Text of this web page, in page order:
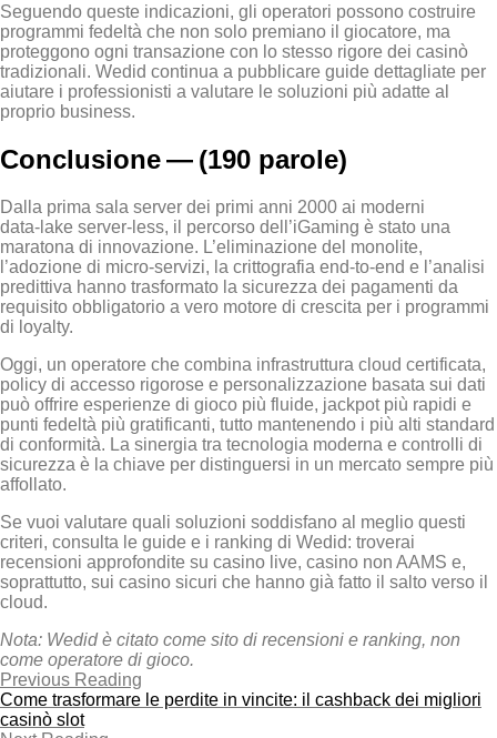
Seguendo queste indicazioni, gli operatori possono costruire
programmi fedeltà che non solo premiano il giocatore, ma
proteggono ogni transazione con lo stesso rigore dei casinò
tradizionali. Wedid continua a pubblicare guide dettagliate per
aiutare i professionisti a valutare le soluzioni più adatte al
proprio business.
Conclusione — (190 parole)
Dalla prima sala server dei primi anni 2000 ai moderni
data‑lake server‑less, il percorso dell’iGaming è stato una
maratona di innovazione. L’eliminazione del monolite,
l’adozione di micro‑servizi, la crittografia end‑to‑end e l’analisi
predittiva hanno trasformato la sicurezza dei pagamenti da
requisito obbligatorio a vero motore di crescita per i programmi
di loyalty.
Oggi, un operatore che combina infrastruttura cloud certificata,
policy di accesso rigorose e personalizzazione basata sui dati
può offrire esperienze di gioco più fluide, jackpot più rapidi e
punti fedeltà più gratificanti, tutto mantenendo i più alti standard
di conformità. La sinergia tra tecnologia moderna e controlli di
sicurezza è la chiave per distinguersi in un mercato sempre più
affollato.
Se vuoi valutare quali soluzioni soddisfano al meglio questi
criteri, consulta le guide e i ranking di Wedid: troverai
recensioni approfondite su casino live, casino non AAMS e,
soprattutto, sui casino sicuri che hanno già fatto il salto verso il
cloud.
Nota: Wedid è citato come sito di recensioni e ranking, non
come operatore di gioco.
Previous Reading
Come trasformare le perdite in vincite: il cashback dei migliori
casinò slot